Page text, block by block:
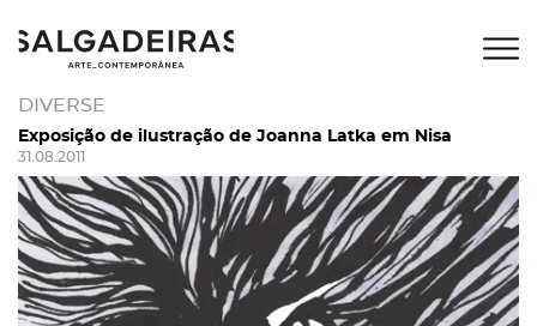
DIVERSE
Exposição de ilustração de Joanna Latka em Nisa
31.08.2011